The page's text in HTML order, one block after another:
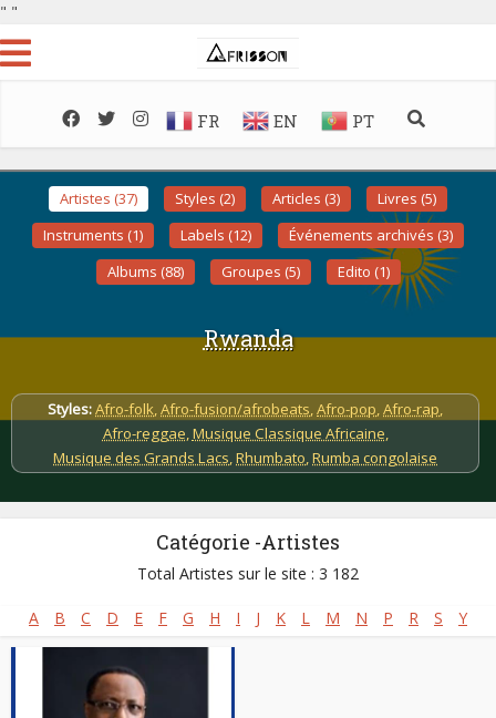
" "
FR EN PT
Artistes (37) Styles (2) Articles (3)
Livres (5)
Instruments (1)
Labels (12)
Événements archivés (3)
Albums (88)
Groupes (5) Edito (1)
Rwanda
Styles:Afro-folk,Afro-fusion/afrobeats,Afro-pop,Afro-rap,
Afro-reggae,Musique Classique Africaine,
Musique des Grands Lacs,Rhumbato,Rumba congolaise
Catégorie -Artistes
Total Artistes sur le site : 3 182
A B C D E F G H I J K L M N P R S Y